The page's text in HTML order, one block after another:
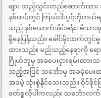
များ ထည့်သွင်းတည်ဆောက်ထာ
နှစ်ထပ်တွင် ကြယ်ငါးပွင့်ဟိုတယ်မ
သည့် နှစ်ယောက်အိပ်ခန်း၊ မိသားစု
ရှိနေပြန်သည်။ ခေါင်မိုးထက်တွင်
ထားသည်။ မည်သည့်နေရာကို ရေ
ဂြိုဟ်တုမှ အခပေးငှားရမ်းထား
သည့်အပြင် သင်္ဘောမှ အခမဲ့ပေးထ
အခမဲ့ သုံးစွဲနိုင်သေးသည်။ ဝိုင်ဖိုင်ဖ
ဖတ်ရှုလိုပါကလည်း သင်္ဘောလက်မှ